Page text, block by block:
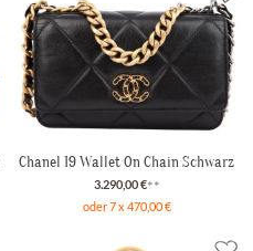
Chanel 19 Wallet On Chain Schwarz
oder 7 x 470,00 €
3.290,00 €**